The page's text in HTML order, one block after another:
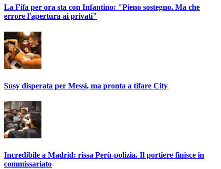
La Fifa per ora sta con Infantino: "Pieno sostegno. Ma che
errore l'apertura ai privati"
Susy disperata per Messi, ma pronta a tifare City
Incredibile a Madrid: rissa Perù-polizia. Il portiere finisce in
commissariato